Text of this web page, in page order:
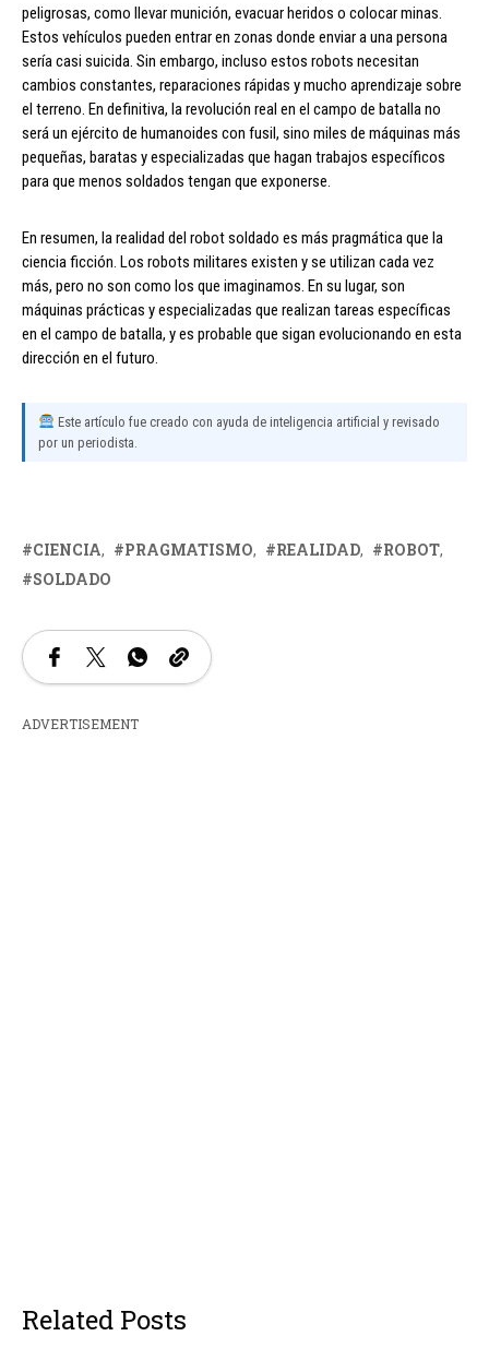
peligrosas, como llevar munición, evacuar heridos o colocar minas.
Estos vehículos pueden entrar en zonas donde enviar a una persona
sería casi suicida. Sin embargo, incluso estos robots necesitan
cambios constantes, reparaciones rápidas y mucho aprendizaje sobre
el terreno. En definitiva, la revolución real en el campo de batalla no
será un ejército de humanoides con fusil, sino miles de máquinas más
pequeñas, baratas y especializadas que hagan trabajos específicos
para que menos soldados tengan que exponerse.
En resumen, la realidad del robot soldado es más pragmática que la
ciencia ficción. Los robots militares existen y se utilizan cada vez
más, pero no son como los que imaginamos. En su lugar, son
máquinas prácticas y especializadas que realizan tareas específicas
en el campo de batalla, y es probable que sigan evolucionando en esta
dirección en el futuro.
Este artículo fue creado con ayuda de inteligencia artificial y revisado
por un periodista.
CIENCIA PRAGMATISMO REALIDAD
ROBOT
SOLDADO
ADVERTISEMENT
Related Posts